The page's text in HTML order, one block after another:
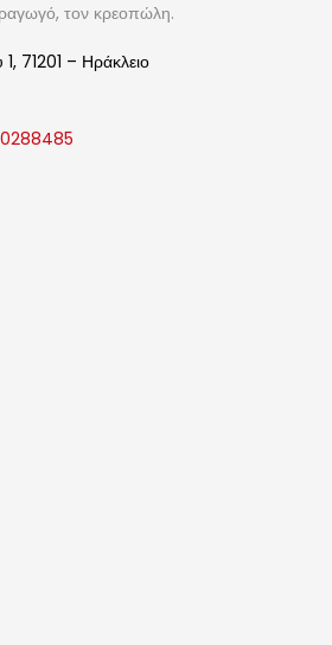
τον κρεοπώλη.
71201 – Ηράκλειο